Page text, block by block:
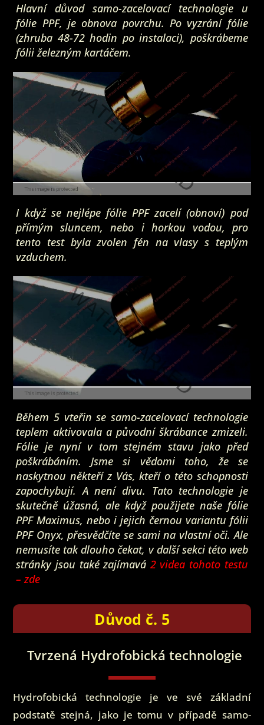
Hlavní důvod samo-zacelovací technologie u
fólie PPF, je obnova povrchu. Po vyzrání fólie
(zhruba 48-72 hodin po instalaci), poškrábeme
fólii železným kartáčem.
I když se nejlépe fólie PPF zacelí (obnoví) pod
přímým sluncem, nebo i horkou vodou, pro
tento test byla zvolen fén na vlasy s teplým
vzduchem.
Během 5 vteřin se samo-zacelovací technologie
teplem aktivovala a původní škrábance zmizeli.
Fólie je nyní v tom stejném stavu jako před
poškrábáním. Jsme si vědomi toho, že se
naskytnou někteří z Vás, kteří o této schopnosti
zapochybují. A není divu. Tato technologie je
skutečně úžasná, ale když použijete naše fólie
PPF Maximus, nebo i jejich černou variantu fólii
PPF Onyx, přesvědčíte se sami na vlastní oči. Ale
nemusíte tak dlouho čekat, v další sekci této web
stránky jsou také zajímavá 2 videa tohoto testu
– zde
Důvod č. 5
Tvrzená Hydrofobická technologie
Hydrofobická technologie je ve své základní
podstatě stejná, jako je tomu v případě samo-